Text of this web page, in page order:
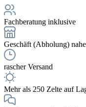
Fachberatung inklusive
Geschäft (Abholung)
rascher Versand
Mehr als 250 Zelte auf